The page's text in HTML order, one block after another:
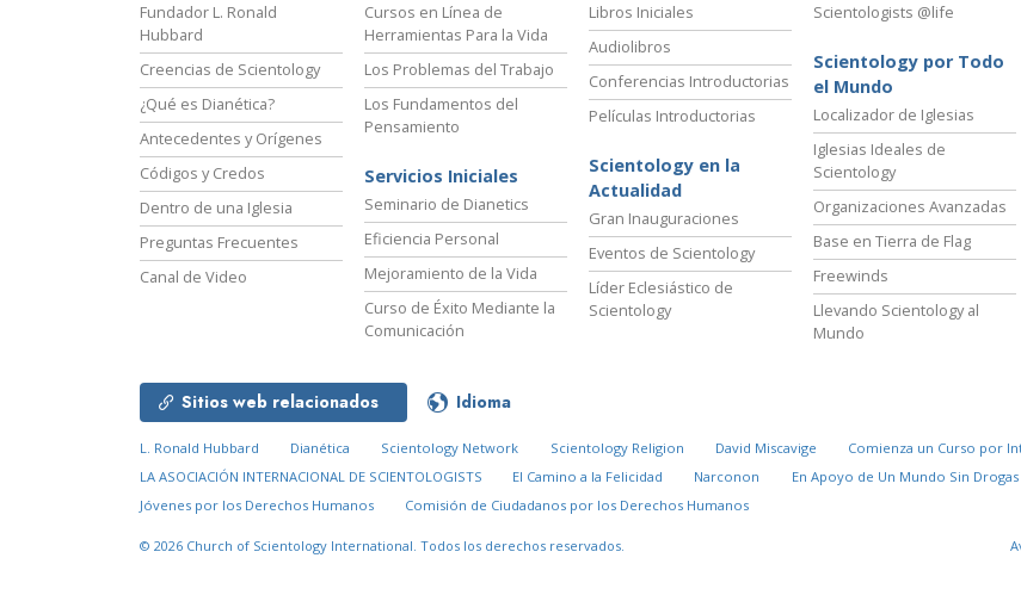
Fundador L. Ronald
Hubbard
Creencias de Scientology
¿Qué es Dianética?
Antecedentes y Orígenes
Códigos y Credos
Dentro de una Iglesia
Preguntas Frecuentes
Canal de Video
Cursos en Línea de
Herramientas Para la Vida
Los Problemas del Trabajo
Los Fundamentos del
Pensamiento
Servicios Iniciales
Seminario de Dianetics
Eficiencia Personal
Mejoramiento de la Vida
Curso de Éxito Mediante la
Comunicación
Libros Iniciales
Audiolibros
Conferencias Introductorias
Películas Introductorias
Scientology en la
Actualidad
Gran Inauguraciones
Eventos de Scientology
Líder Eclesiástico de
Scientology
Scientologists @life
Scientology por Todo
el Mundo
Localizador de Iglesias
Iglesias Ideales de
Scientology
Organizaciones Avanzadas
Base en Tierra de Flag
Freewinds
Llevando Scientology al
Mundo
Sitios web relacionados Idioma
L. Ronald Hubbard Dianética Scientology Network Scientology Religion David Miscavige Comienza un Curso por
LA ASOCIACIÓN INTERNACIONAL DE SCIENTOLOGISTS
El Camino a la Felicidad Narconon En Apoyo de Un Mundo Sin Drogas
Jóvenes por los Derechos Humanos
Comisión de Ciudadanos por los Derechos Humanos
© 2026 Church of Scientology International. Todos los derechos reservados.